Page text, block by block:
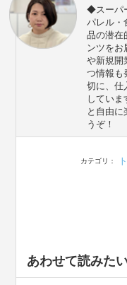
◆スーパ
パレル・
品の潜在
ンツをお
や新規開
つ情報も
切に、仕
していま
と自由に
うぞ！
カテゴリ：
あわせて読みた